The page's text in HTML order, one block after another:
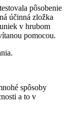
pôsobenie
účinná zložka
v hrubom
pomocou.
spôsoby
a to v